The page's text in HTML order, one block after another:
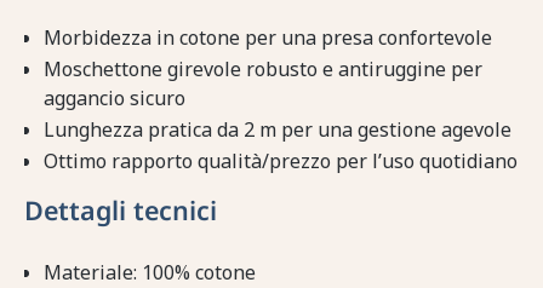
Morbidezza in cotone per una presa confortevole
Moschettone girevole robusto e antiruggine per
aggancio sicuro
Lunghezza pratica da 2 m per una gestione agevole
Ottimo rapporto qualità/prezzo per l’uso quotidiano
Dettagli tecnici
Materiale: 100% cotone